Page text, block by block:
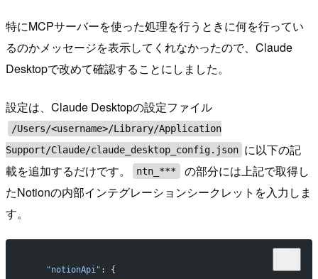
特にMCPサーバーを使った処理を行うときに何を行ってい
るのかメッセージを表示してくれなかったので、Claude
Desktopで改めて確認することにしました。
設定は、Claude Desktopの設定ファイル
/Users/<username>/Library/Application
Support/Claude/claude_desktop_config.json に以下の記
載を追加するだけです。
ntn_***
の部分には上記で取得し
たNotionの内部インテグレーションシークレットを入力しま
す。
    "notionApi"
: {